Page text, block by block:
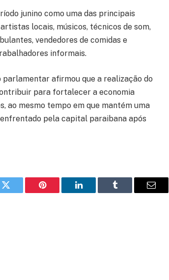
junino como uma das principais
locais, músicos, técnicos de som,
vendedores de comidas e
informais.
afirmou que a realização do
para fortalecer a economia
ao mesmo tempo em que mantém uma
pela capital paraibana após
Twitter Pinterest LinkedIn Tumblr Email